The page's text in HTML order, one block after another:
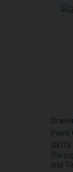
Point
and